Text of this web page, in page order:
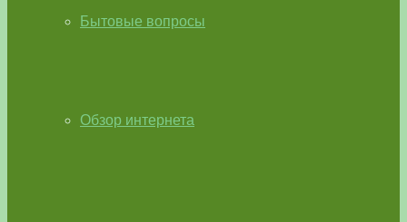
Бытовые вопросы
Обзор интернета